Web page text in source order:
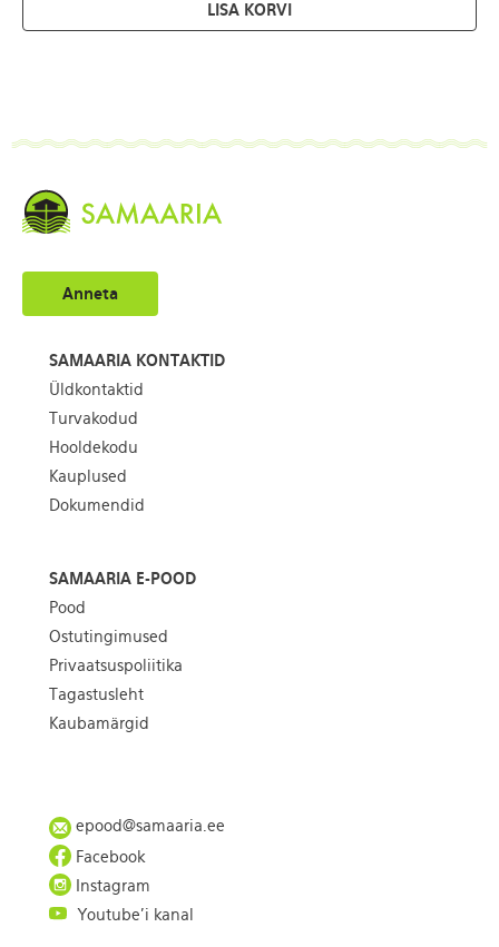
LISA KORVI
Anneta
SAMAARIA KONTAKTID
Üldkontaktid
Turvakodud
Hooldekodu
Kauplused
Dokumendid
SAMAARIA E-POOD
Pood
Ostutingimused
Privaatsuspoliitika
Tagastusleht
Kaubamärgid
epood@samaaria.ee
Facebook
Instagram
Youtube'i kanal